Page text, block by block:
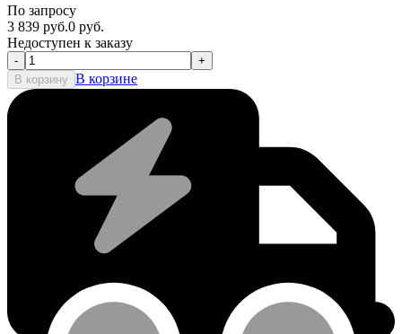
По запросу
3 839 руб.0 руб.
Недоступен к заказу
-
+
В корзину В корзине